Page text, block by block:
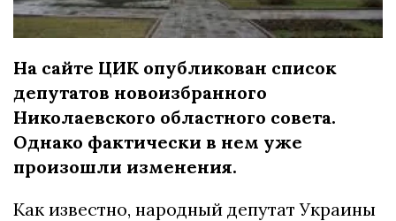
На сайте ЦИК опубликован список
депутатов новоизбранного
Николаевского областного совета.
Однако фактически в нем уже
произошли изменения.
Как известно, народный депутат Украины